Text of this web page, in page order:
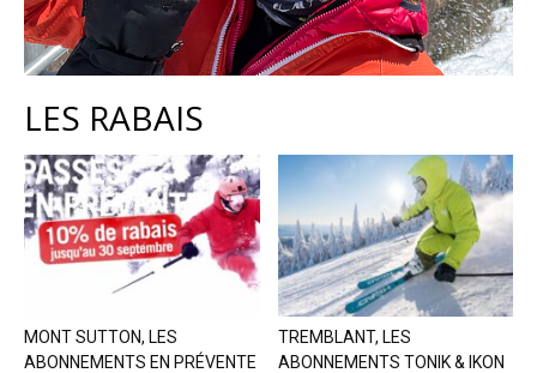
LES RABAIS
MONT SUTTON, LES
ABONNEMENTS EN PRÉVENTE
TREMBLANT, LES
ABONNEMENTS TONIK & IKON